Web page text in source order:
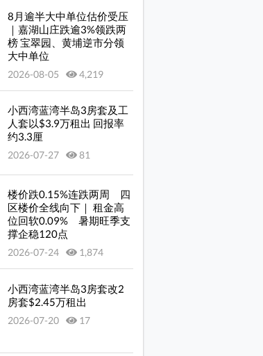
目楼下设商场蓝湾广场
怡花园 (小西湾道), 距离项目约 400 米
怡花园 (小西湾道), 距离项目约 400 米
湾广场, 距离项目约 500 米
西湾广场, 距离项目约 500 米
目底层部分设有巴士站
目底层部分设有专线小巴站
西湾道一带巴士站
湾道一带巴士站
西湾邨设有巴士站, 距离项目约 500 米
图 图1
8月逾半大中单位估价受压
｜嘉湖山庄跌逾3%领跌两
榜 宝翠园、黄埔逆市分领
大中单位
2026-08-05 4,219
小西湾蓝湾半岛3房套及工
人套以$3.9万租出 回报率
约3.3厘
2026-07-27 81
楼价跌0.15%连跌两周 四
区楼价全线向下｜ 租金高
位回软0.09% 暑期旺季支
撑企稳120点
2026-07-24 1,874
小西湾蓝湾半岛3房套改2
房套$2.45万租出
2026-07-20 17